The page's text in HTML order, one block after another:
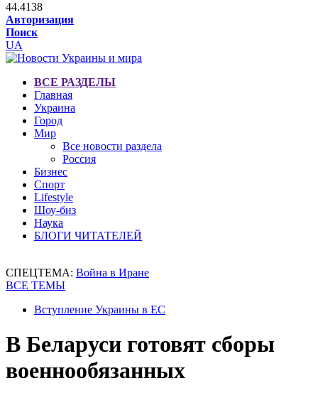
44.4138
Авторизация
Поиск
UA
ВСЕ РАЗДЕЛЫ
Главная
Украина
Город
Мир
Все новости раздела
Россия
Бизнес
Спорт
Lifestyle
Шоу-биз
Наука
БЛОГИ ЧИТАТЕЛЕЙ
СПЕЦТЕМА: Война в Иране
ВСЕ ТЕМЫ
Вступление Украины в ЕС
В Беларуси готовят сборы
военнообязанных